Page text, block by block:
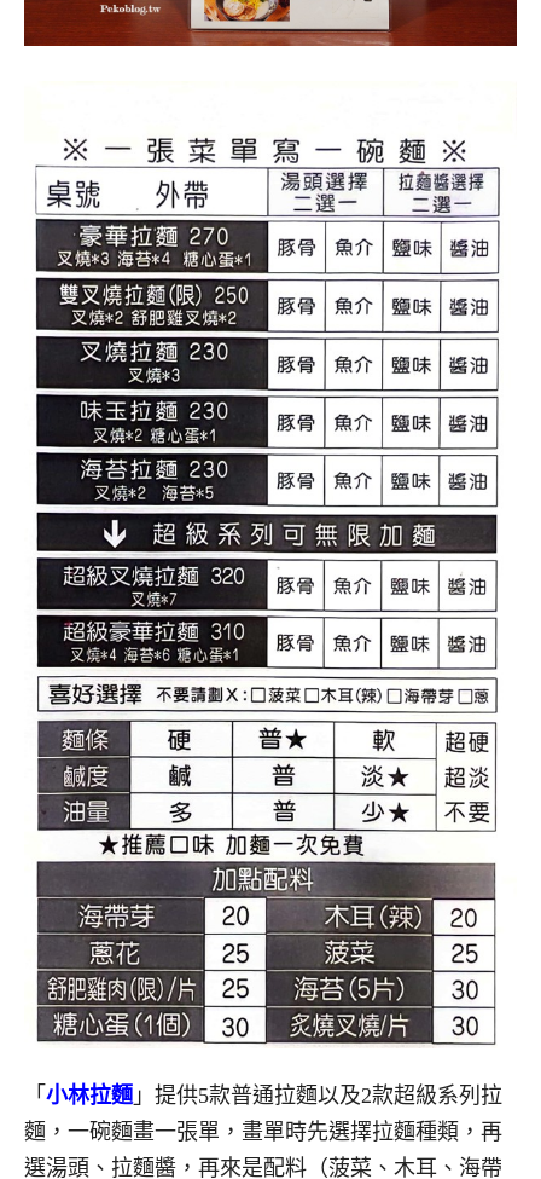
「 小林拉麵 」提供5款普通拉麵以及2款超級系列拉
麵，一碗麵畫一張單，畫單時先選擇拉麵種類，再
選湯頭、拉麵醬，再來是配料（菠菜、木耳、海帶